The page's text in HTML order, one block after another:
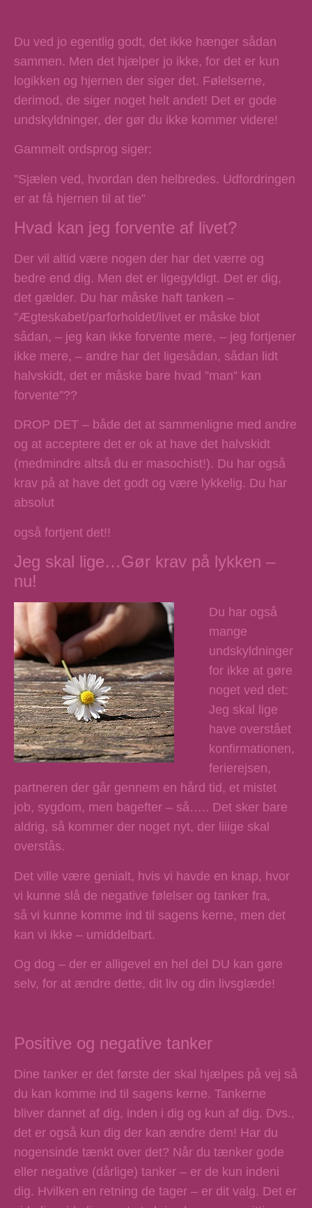
Du ved jo egentlig godt, det ikke hænger sådan
sammen. Men det hjælper jo ikke, for det er kun
logikken og hjernen der siger det. Følelserne,
derimod, de siger noget helt andet! Det er gode
undskyldninger, der gør du ikke kommer videre!
Gammelt ordsprog siger:
”Sjælen ved, hvordan den helbredes. Udfordringen
er at få hjernen til at tie”
Hvad kan jeg forvente af livet?
Der vil altid være nogen der har det værre og
bedre end dig. Men det er ligegyldigt. Det er dig,
det gælder. Du har måske haft tanken –
”Ægteskabet/parforholdet/livet er måske blot
sådan, – jeg kan ikke forvente mere, – jeg fortjener
ikke mere, – andre har det ligesådan, sådan lidt
halvskidt, det er måske bare hvad ”man” kan
forvente”??
DROP DET – både det at sammenligne med andre
og at acceptere det er ok at have det halvskidt
(medmindre altså du er masochist!). Du har også
krav på at have det godt og være lykkelig. Du har
absolut
også fortjent det!!
Jeg skal lige…Gør krav på lykken –
nu!
Du har også
mange
undskyldninger
for ikke at gøre
noget ved det:
Jeg skal lige
have overstået
konfirmationen,
ferierejsen,
partneren der går gennem en hård tid, et mistet
job, sygdom, men bagefter – så….. Det sker bare
aldrig, så kommer der noget nyt, der liiige skal
overstås.
Det ville være genialt, hvis vi havde en knap, hvor
vi kunne slå de negative følelser og tanker fra,
så vi kunne komme ind til sagens kerne, men det
kan vi ikke – umiddelbart.
Og dog – der er alligevel en hel del DU kan gøre
selv, for at ændre dette, dit liv og din livsglæde!
Positive og negative tanker
Dine tanker er det første der skal hjælpes på vej så
du kan komme ind til sagens kerne. Tankerne
bliver dannet af dig, inden i dig og kun af dig. Dvs.,
det er også kun dig der kan ændre dem! Har du
nogensinde tænkt over det? Når du tænker gode
eller negative (dårlige) tanker – er de kun indeni
dig. Hvilken en retning de tager – er dit valg. Det er